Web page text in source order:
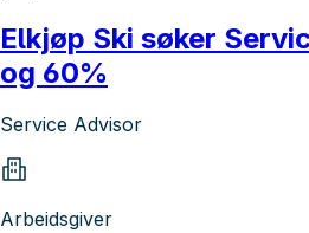
Elkjøp Ski søker
og 60%
Service Advisor
Arbeidsgiver